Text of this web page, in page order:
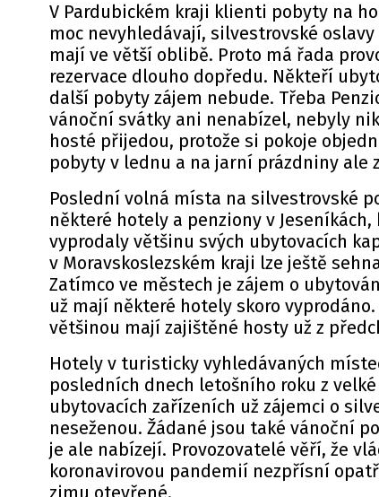
V Pardubickém kraji klienti pobyty na
moc nevyhledávají, silvestrovské
mají ve větší oblibě. Proto má řada
rezervace dlouho dopředu. Někteří
další pobyty zájem nebude. Třeba
vánoční svátky ani nenabízel, nebyly
hosté přijedou, protože si pokoje
pobyty v lednu a na jarní prázdniny ale
Poslední volná místa na silvestrovské
některé hotely a penziony v
vyprodaly většinu svých ubytovacích
v Moravskoslezském kraji lze ještě
Zatímco ve městech je zájem o
už mají některé hotely skoro
většinou mají zajištěné hosty už z
Hotely v turisticky vyhledávaných
posledních dnech letošního roku z
ubytovacích zařízeních už zájemci o
neseženou. Žádané jsou také vánoční
je ale nabízejí. Provozovatelé věří, že
koronavirovou pandemií nezpřísní